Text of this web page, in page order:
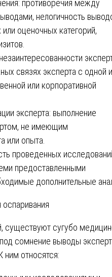
противоречия между
нелогичность
оценочных категорий,
связях эксперта с одной
или корпоративной
эксперта: выполнение
не имеющим
или опыта.
проведенных
предоставленными
дополнительные
сугубо
сомнение выводы
ним относятся: